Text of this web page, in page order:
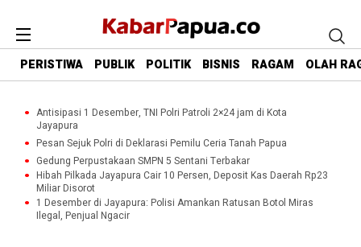
PERISTIWA PUBLIK POLITIK BISNIS RAGAM OLAH
Antisipasi 1 Desember, TNI Polri Patroli 2×24 jam di Kota
Jayapura
Pesan Sejuk Polri di Deklarasi Pemilu Ceria Tanah Papua
Gedung Perpustakaan SMPN 5 Sentani Terbakar
Hibah Pilkada Jayapura Cair 10 Persen, Deposit Kas Daerah Rp23
Miliar Disorot
1 Desember di Jayapura: Polisi Amankan Ratusan Botol Miras
Ilegal, Penjual Ngacir